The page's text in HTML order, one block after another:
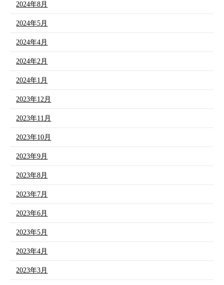
2024年8月
2024年5月
2024年4月
2024年2月
2024年1月
2023年12月
2023年11月
2023年10月
2023年9月
2023年8月
2023年7月
2023年6月
2023年5月
2023年4月
2023年3月